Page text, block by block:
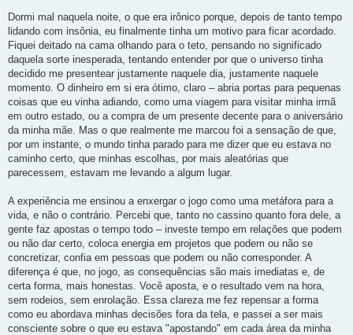
Dormi mal naquela noite, o que era irônico porque, depois de tanto tempo
lidando com insônia, eu finalmente tinha um motivo para ficar acordado.
Fiquei deitado na cama olhando para o teto, pensando no significado
daquela sorte inesperada, tentando entender por que o universo tinha
decidido me presentear justamente naquele dia, justamente naquele
momento. O dinheiro em si era ótimo, claro – abria portas para pequenas
coisas que eu vinha adiando, como uma viagem para visitar minha irmã
em outro estado, ou a compra de um presente decente para o aniversário
da minha mãe. Mas o que realmente me marcou foi a sensação de que,
por um instante, o mundo tinha parado para me dizer que eu estava no
caminho certo, que minhas escolhas, por mais aleatórias que
parecessem, estavam me levando a algum lugar.
A experiência me ensinou a enxergar o jogo como uma metáfora para a
vida, e não o contrário. Percebi que, tanto no cassino quanto fora dele, a
gente faz apostas o tempo todo – investe tempo em relações que podem
ou não dar certo, coloca energia em projetos que podem ou não se
concretizar, confia em pessoas que podem ou não corresponder. A
diferença é que, no jogo, as consequências são mais imediatas e, de
certa forma, mais honestas. Você aposta, e o resultado vem na hora,
sem rodeios, sem enrolação. Essa clareza me fez repensar a forma
como eu abordava minhas decisões fora da tela, e passei a ser mais
consciente sobre o que eu estava "apostando" em cada área da minha